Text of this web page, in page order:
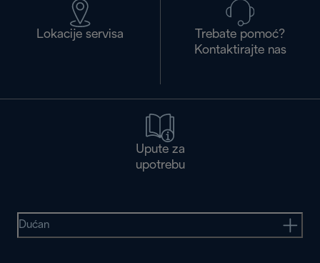
Lokacije servisa
Trebate pomoć?
Kontaktirajte nas
Upute za
upotrebu
Dućan